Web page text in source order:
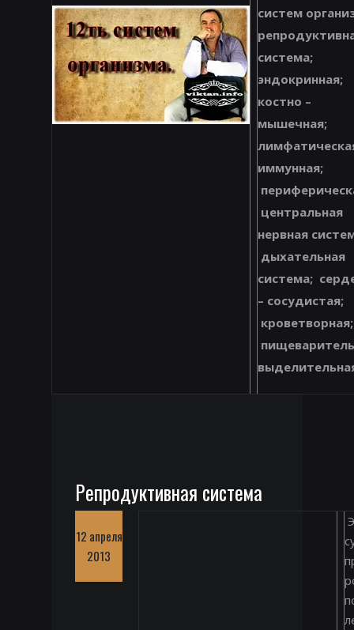
систем
система;
эндокринная;
костно –
мышечная;
иммунная;
центральная
нервная
дыхательная
система;
– сосудистая;
кроветворная;
Репродуктивная система
12 апреля
2013